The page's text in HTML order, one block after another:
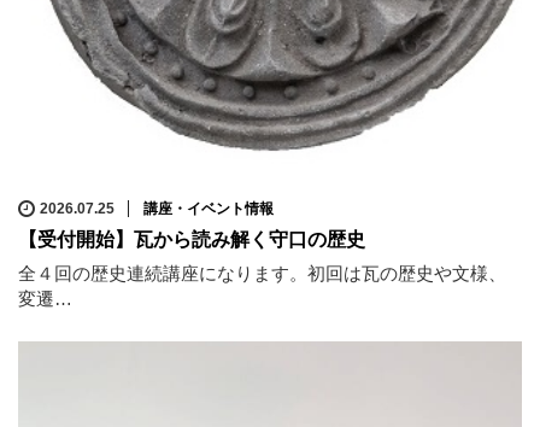
2026.07.25 講座・イベント情報
【受付開始】瓦から読み解く守口の歴史
全４回の歴史連続講座になります。初回は瓦の歴史や文様、
変遷…